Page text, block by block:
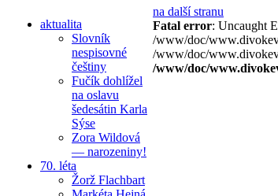
aktualita
Slovník
nespisovné
češtiny
Fučík dohlížel
na oslavu
šedesátin Karla
Sýse
Zora Wildová
— narozeniny!
70. léta
Žorž Flachbart
na další stranu
Fatal error: Uncaught
/www/doc/
/www/doc/
/www/doc/